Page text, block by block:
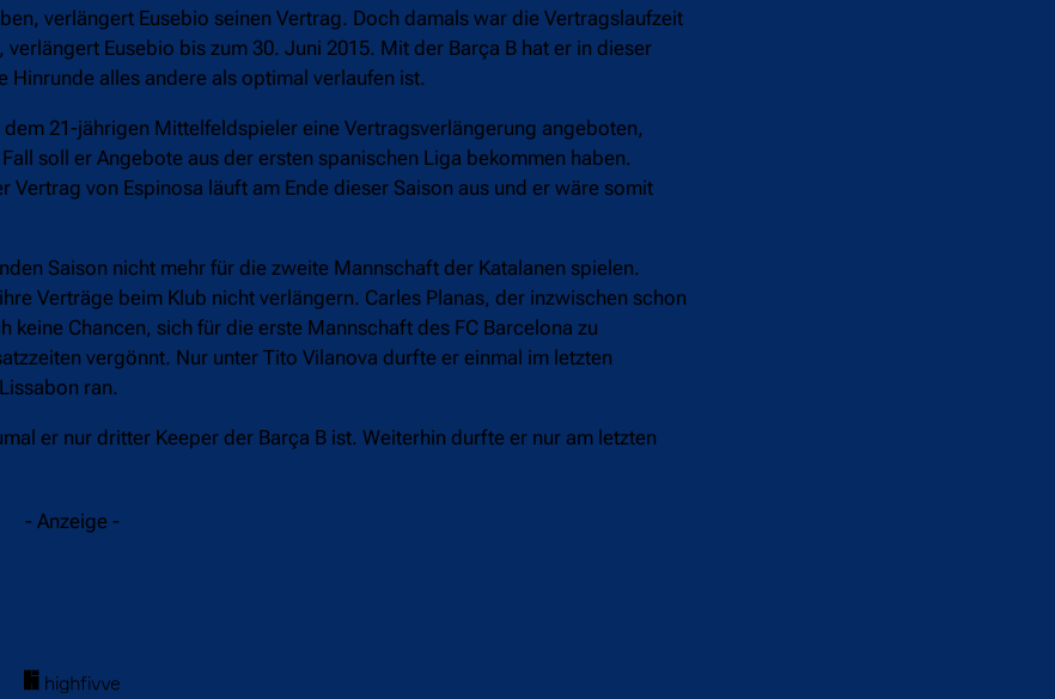
verlängert Eusebio seinen Vertrag. Doch damals war die Vertragslaufzeit
Eusebio bis zum 30. Juni 2015. Mit der Barça B hat er in dieser
alles andere als optimal verlaufen ist.
dem 21-jährigen Mittelfeldspieler eine Vertragsverlängerung angeboten,
soll er Angebote aus der ersten spanischen Liga bekommen haben.
von Espinosa läuft am Ende dieser Saison aus und er wäre somit
Saison nicht mehr für die zweite Mannschaft der Katalanen spielen.
Verträge beim Klub nicht verlängern. Carles Planas, der inzwischen schon
Chancen, sich für die erste Mannschaft des FC Barcelona zu
vergönnt. Nur unter Tito Vilanova durfte er einmal im letzten
ran.
er nur dritter Keeper der Barça B ist. Weiterhin durfte er nur am letzten
- Anzeige -